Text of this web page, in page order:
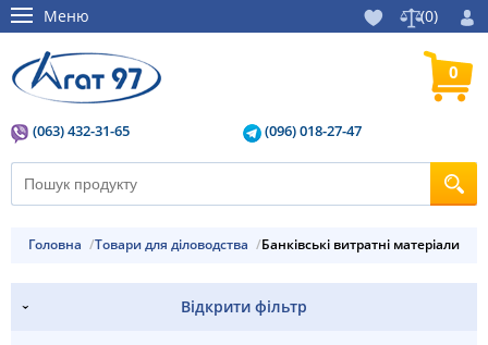
Меню (0)
(063) 432-31-65 (096) 018-27-47
0
Головна Товари для діловодства Банківські витратні матеріали
Відкрити фільтр